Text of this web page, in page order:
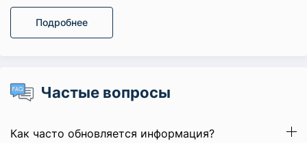
Подробнее
Частые вопросы
Как часто обновляется информация?